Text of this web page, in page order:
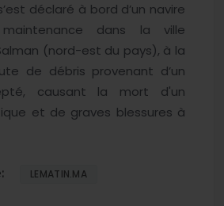
déclaré à bord d’un navire
dans la ville
(nord-est du pays), à la
de débris provenant d’un
causant la mort d'un
et de graves blessures à
LEMATIN.MA